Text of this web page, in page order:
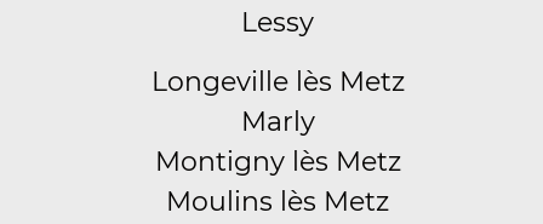
Lessy
Longeville lès Metz
Marly
Montigny lès Metz
Moulins lès Metz